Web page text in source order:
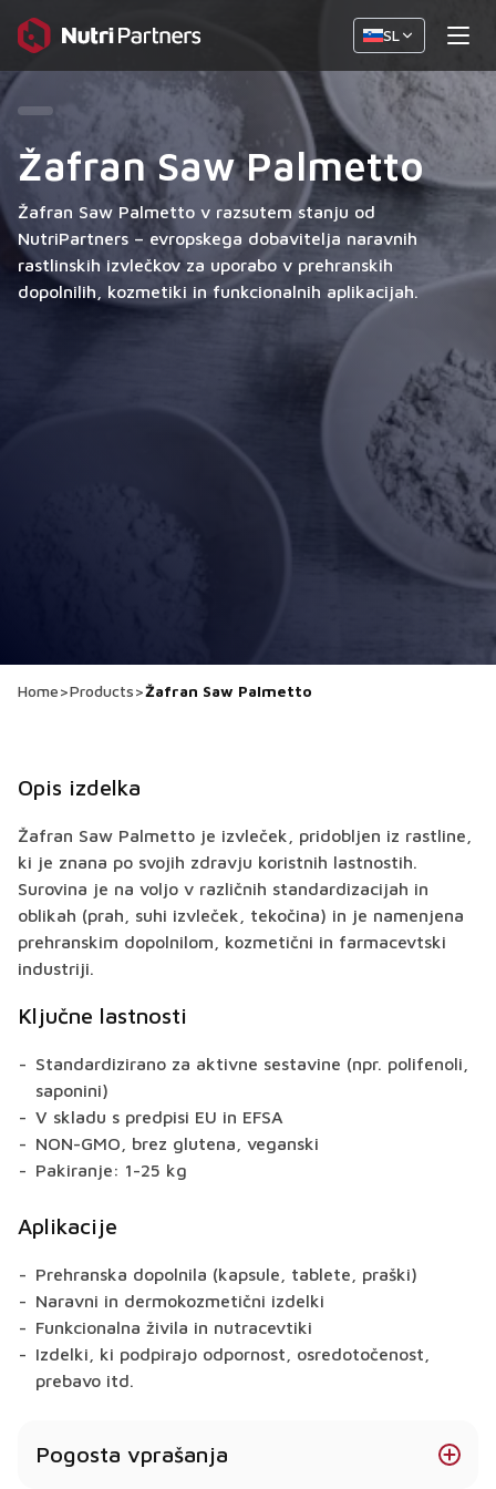
SL
Žafran Saw Palmetto
Žafran Saw Palmetto v razsutem stanju od
NutriPartners – evropskega dobavitelja naravnih
rastlinskih izvlečkov za uporabo v prehranskih
dopolnilih, kozmetiki in funkcionalnih aplikacijah.
Home>Products>Žafran Saw Palmetto
Opis izdelka
Žafran Saw Palmetto je izvleček, pridobljen iz rastline,
ki je znana po svojih zdravju koristnih lastnostih.
Surovina je na voljo v različnih standardizacijah in
oblikah (prah, suhi izvleček, tekočina) in je namenjena
prehranskim dopolnilom, kozmetični in farmacevtski
industriji.
Ključne lastnosti
Standardizirano za aktivne sestavine (npr. polifenoli,
saponini)
V skladu s predpisi EU in EFSA
NON-GMO, brez glutena, veganski
Pakiranje: 1-25 kg
Aplikacije
Prehranska dopolnila (kapsule, tablete, praški)
Naravni in dermokozmetični izdelki
Funkcionalna živila in nutracevtiki
Izdelki, ki podpirajo odpornost, osredotočenost,
prebavo itd.
Pogosta vprašanja